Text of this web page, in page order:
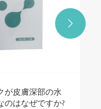
が皮膚深部の水
のはなぜですか?
